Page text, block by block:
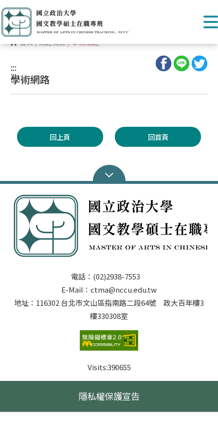
首頁/網路資源/學術網路
:::
:::
學術網路
回上頁 回首頁
電話：(02)2938-7553
E-Mail：ctma@nccu.edu.tw
地址：116302 台北市文山區指南路二段64號 政大百年樓3
樓330308室
Visits:390655
隱私權保護宣告